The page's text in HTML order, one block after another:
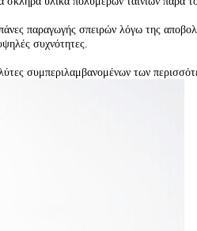
παραγωγής σπειρών λόγω της
συχνότητες.
συμπεριλαμβανομένων των